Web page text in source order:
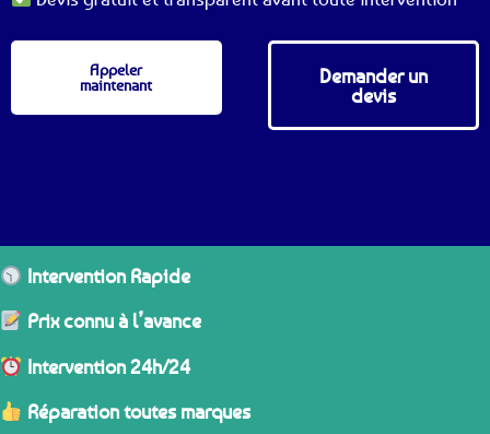
Appeler
maintenant
Demander un
devis
Intervention Rapide
Prix connu à l’avance
Intervention 24h/24
Réparation toutes marques